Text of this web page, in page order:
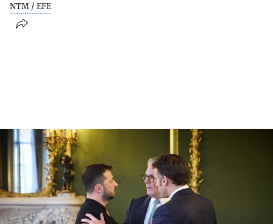
NTM / EFE